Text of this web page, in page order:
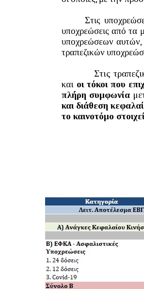
Στις
υποχρεώσεις από τα
υποχρεώσεων αυτών,
τραπεζικών
Στις τραπεζικές
και οι τόκοι που
πλήρη συμφωνία
και διάθεση
το καινοτόμο